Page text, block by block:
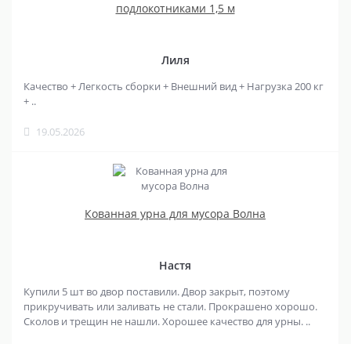
подлокотниками 1,5 м
Лиля
Качество + Легкость сборки + Внешний вид + Нагрузка 200 кг
+ ..
19.05.2026
Кованная урна для мусора Волна
Настя
Купили 5 шт во двор поставили. Двор закрыт, поэтому
прикручивать или заливать не стали. Прокрашено хорошо.
Сколов и трещин не нашли. Хорошее качество для урны. ..